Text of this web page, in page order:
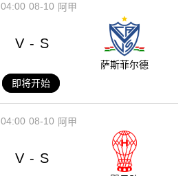
08-10
04:00 阿甲
V - S
萨斯菲尔德
即将开始
08-10
04:00 阿甲
V - S